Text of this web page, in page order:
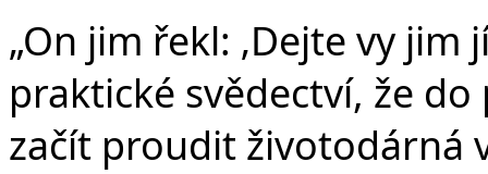
„On jim řekl: ‚Dejte vy jim
praktické svědectví, že
začít proudit životodárná